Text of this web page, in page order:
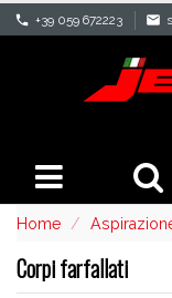
phone +39 059 672223 mail
Home
Corpi farfallati